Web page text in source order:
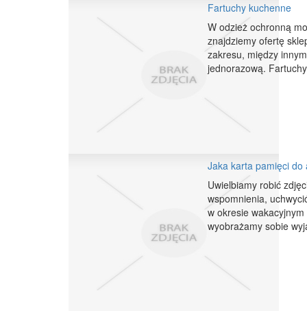
Fartuchy kuchenne
W odzież ochronną
znajdziemy ofertę
zakresu, między
jednorazową.
Jaka karta pamięci
Uwielbiamy robić
wspomnienia,
w okresie
wyobrażamy sobie